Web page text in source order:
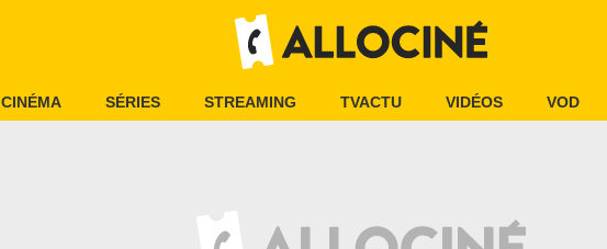
CINÉMA SÉRIES STREAMING TVACTU VIDÉOS VOD